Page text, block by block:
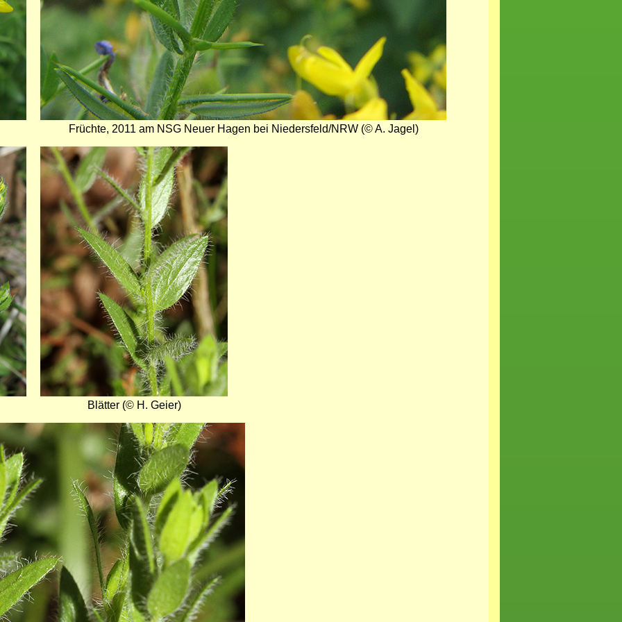
Früchte, 2011 am NSG Neuer Hagen bei Niedersfeld/NRW (© A. Jagel)
Bild
Blätter (© H. Geier)